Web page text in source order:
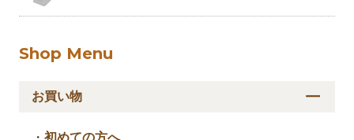
Shop Menu
お買い物
・初めての方へ